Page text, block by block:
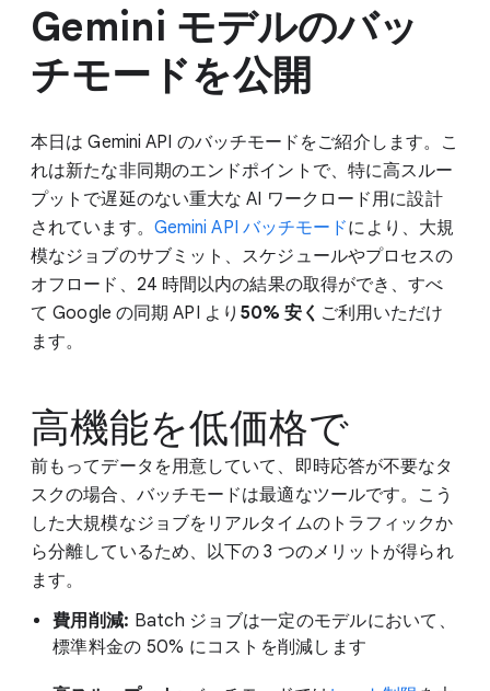
Gemini モデルのバッ
チモードを公開
本日は Gemini API のバッチモードをご紹介します。こ
れは新たな非同期のエンドポイントで、特に高スルー
プットで遅延のない重大な AI ワークロード用に設計
されています。 Gemini API バッチモードにより、大規
模なジョブのサブミット、スケジュールやプロセスの
オフロード、24 時間以内の結果の取得ができ、すべ
て Google の同期 API より 50% 安く ご利用いただけ
ます。
高機能を低価格で
前もってデータを用意していて、即時応答が不要なタ
スクの場合、バッチモードは最適なツールです。こう
した大規模なジョブをリアルタイムのトラフィックか
ら分離しているため、以下の 3 つのメリットが得られ
ます。
費用削減: Batch ジョブは一定のモデルにおいて、
標準料金の 50% にコストを削減します